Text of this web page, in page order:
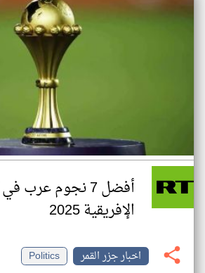
أفضل 7 نجوم عرب
الإفريقية 2025
اخبار جزر القمر
Politics